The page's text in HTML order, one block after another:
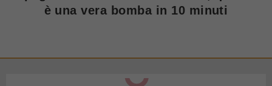
è una vera bomba in 10 minuti